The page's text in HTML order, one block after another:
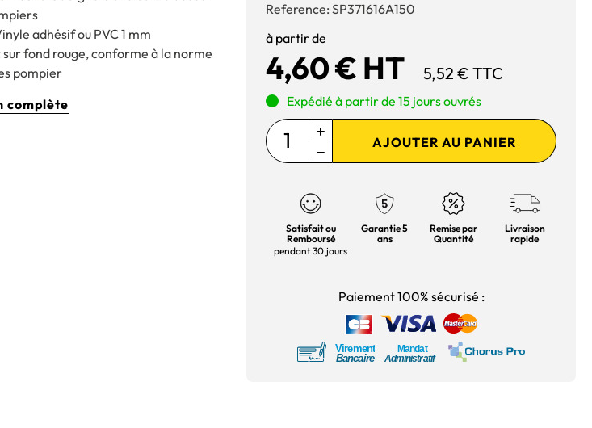
adhésif ou PVC 1 mm
fond rouge, conforme à la norme
pompier
complète
Reference: SP371616A150
à partir de
4,60 € HT 5,52 € TTC
Expédié à partir de 15 jours ouvrés
AJOUTER AU PANIER
Satisfait ou
Remboursé
pendant 30 jours
Garantie 5
ans
Remise par
Quantité
Livraison
rapide
Paiement 100% sécurisé :